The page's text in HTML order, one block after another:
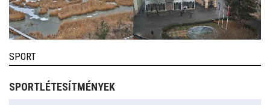
SPORT
SPORTLÉTESÍTMÉNYEK